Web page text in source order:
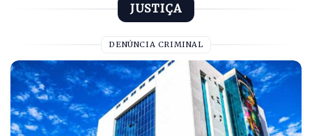
JUSTIÇA
DENÚNCIA CRIMINAL